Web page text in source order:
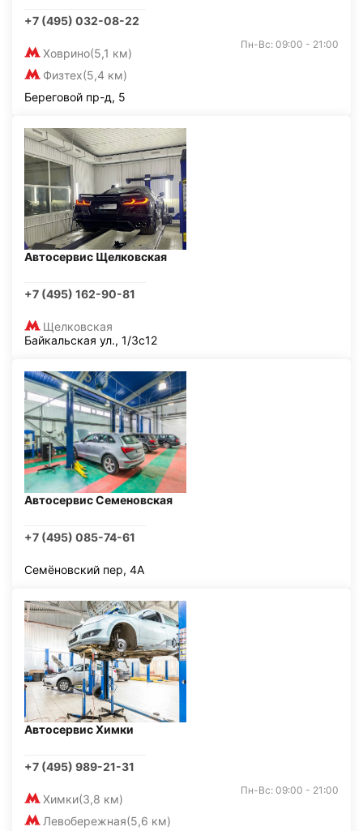
+7 (495) 032-08-22
Ховрино(5,1 км)
Физтех(5,4 км)
Пн-Вс: 09:00 - 21:00
Береговой пр-д, 5
Автосервис Щелковская
+7 (495) 162-90-81
Щелковская
Байкальская ул., 1/3с12
Автосервис Семеновская
+7 (495) 085-74-61
Семёновский пер, 4А
Автосервис Химки
+7 (495) 989-21-31
Химки(3,8 км)
Левобережная(5,6 км)
Пн-Вс: 09:00 - 21:00